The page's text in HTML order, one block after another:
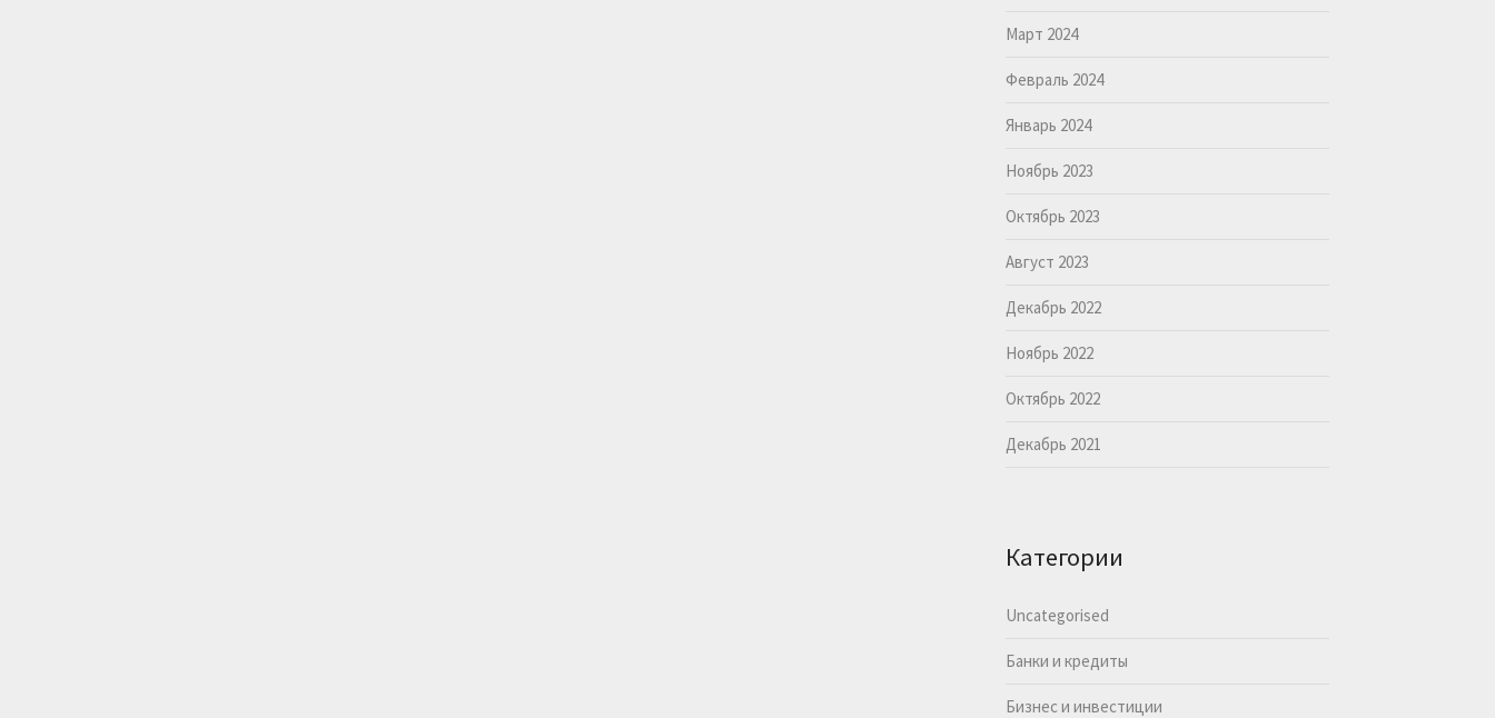
Март 2024
Февраль 2024
Январь 2024
Ноябрь 2023
Октябрь 2023
Август 2023
Декабрь 2022
Ноябрь 2022
Октябрь 2022
Декабрь 2021
Категории
Uncategorised
Банки и кредиты
Бизнес и инвестиции